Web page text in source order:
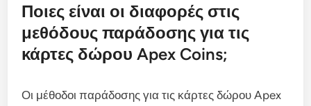
Ποιες είναι οι διαφορές στις
μεθόδους παράδοσης για τις
κάρτες δώρου Apex Coins;
Οι μέθοδοι παράδοσης για τις κάρτες δώρου Apex